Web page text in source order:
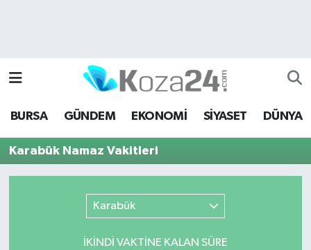
BURSA GÜNDEM EKONOMİ SİYASET DÜNYA
Karabük Namaz Vakitleri
Karabük
İKINDI VAKTİNE KALAN SÜRE
Bursa Hava Durumu
Bursa Namaz Vakitleri
Bursa Trafik Yoğunluk Haritası
Süper Lig Puan Durumu ve Fikstür